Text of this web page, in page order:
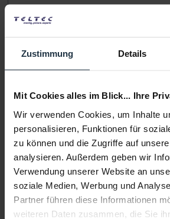
Zustimmung Details
Mit Cookies alles im Blick... Ihre
Wir verwenden Cookies, um Inhalte
personalisieren, Funktionen für
zu können und die Zugriffe auf
analysieren. Außerdem geben wir
Verwendung unserer Website an
soziale Medien, Werbung und
Partner führen diese Informationen
weiteren Daten zusammen, die Sie
Zubehör
Beratung
Infos zu Hersteller &
Folgende Infos zum Hersteller sind
Weitere Artikel von Miller ansehen